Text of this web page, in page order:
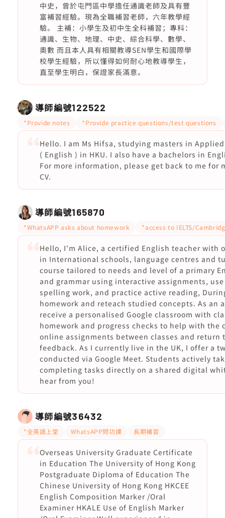
中史，曾於屯門區中學擔任通識老師及具有豐
富補習經驗。現為全職補習老師，六年教學經
驗。 主補：小學生及初中生全科補習；專科：
通識、生物、地理、中史、綜合科學、數學、
奧數 而且本人具有相關教導SEN學生和國際學
校學生經驗，所以懂得如何耐心地教導學生，
直至學生明白，保證家長滿意。
導師編號122522
*Provide notes *Provide practice questions/test questions
Hello. I am Ms Hifsa, studying masters in
( English ) in HKU. I also have a bachelors in
For more information, please get back to me for
CV.
導師編號165870
*WhatsAPP asks about homework *access to IELTS/
Hello, I'm Alice, a certified English teacher with
in International schools, language centres and
course tailored to needs and level of a primary
and grammar using interactive assignments,
spelling work, and practice active reading,
homework and reteach studied concepts. As
receive a personalised Google classroom with
homework and progress checks to help with the
online assignments between classes and
feedback. As I currently live in the UK, I offer a
conducted via Google Meet. Students actively
completing tasks directly on a shared digital
hear from you!
導師編號36432
*全英語上堂 WhatsAPP問功課 長期補習
Overseas University Graduate Certificate
in Education The University of Hong Kong
Postgraduate Diploma of Education The
Chinese University of Hong Kong HKCEE
English Composition Marker /Oral
Examiner HKALE Use of English Marker